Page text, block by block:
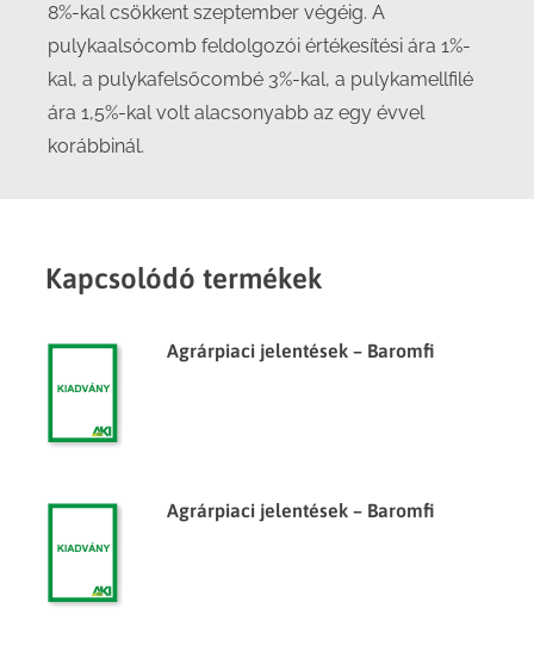
8%-kal csökkent szeptember végéig. A
pulykaalsócomb feldolgozói értékesítési ára 1%-
kal, a pulykafelsőcombé 3%-kal, a pulykamellfilé
ára 1,5%-kal volt alacsonyabb az egy évvel
korábbinál.
Kapcsolódó termékek
Agrárpiaci jelentések – Baromfi
Agrárpiaci jelentések – Baromfi